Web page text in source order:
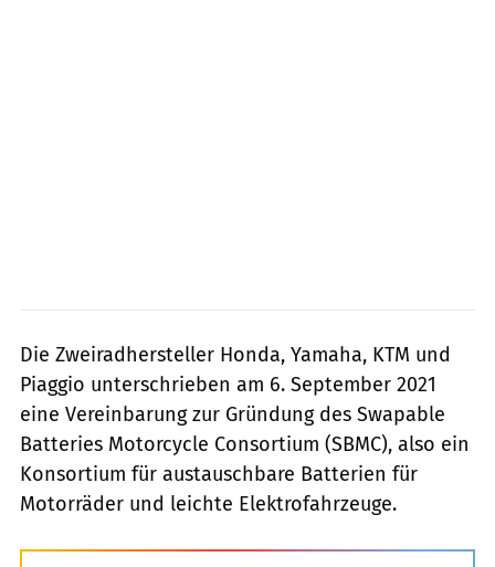
Die Zweiradhersteller Honda, Yamaha, KTM und
Piaggio unterschrieben am 6. September 2021
eine Vereinbarung zur Gründung des Swapable
Batteries Motorcycle Consortium (SBMC), also ein
Konsortium für austauschbare Batterien für
Motorräder und leichte Elektrofahrzeuge.